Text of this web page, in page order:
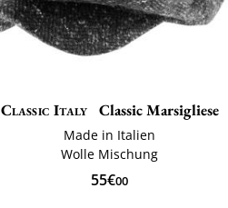
Classic Italy Classic Marsigliese
Made in Italien
Wolle Mischung
55€00